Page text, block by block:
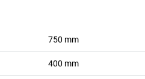
750 mm
400 mm